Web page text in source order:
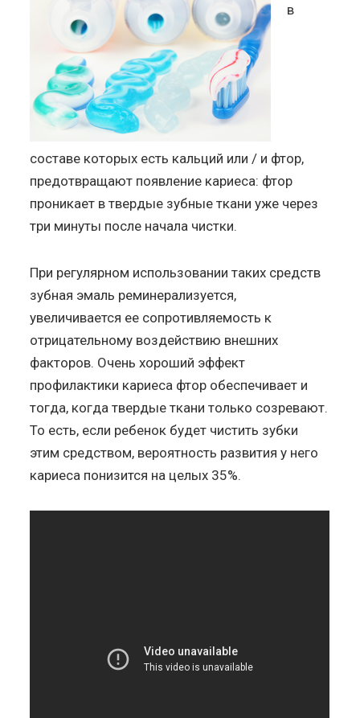
в
составе которых есть кальций или / и фтор,
предотвращают появление кариеса: фтор
проникает в твердые зубные ткани уже через
три минуты после начала чистки.
При регулярном использовании таких средств
зубная эмаль реминерализуется,
увеличивается ее сопротивляемость к
отрицательному воздействию внешних
факторов. Очень хороший эффект
профилактики кариеса фтор обеспечивает и
тогда, когда твердые ткани только созревают.
То есть, если ребенок будет чистить зубки
этим средством, вероятность развития у него
кариеса понизится на целых 35%.